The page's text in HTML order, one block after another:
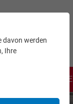
Karriere
SERVICE
davon werden
Ihre